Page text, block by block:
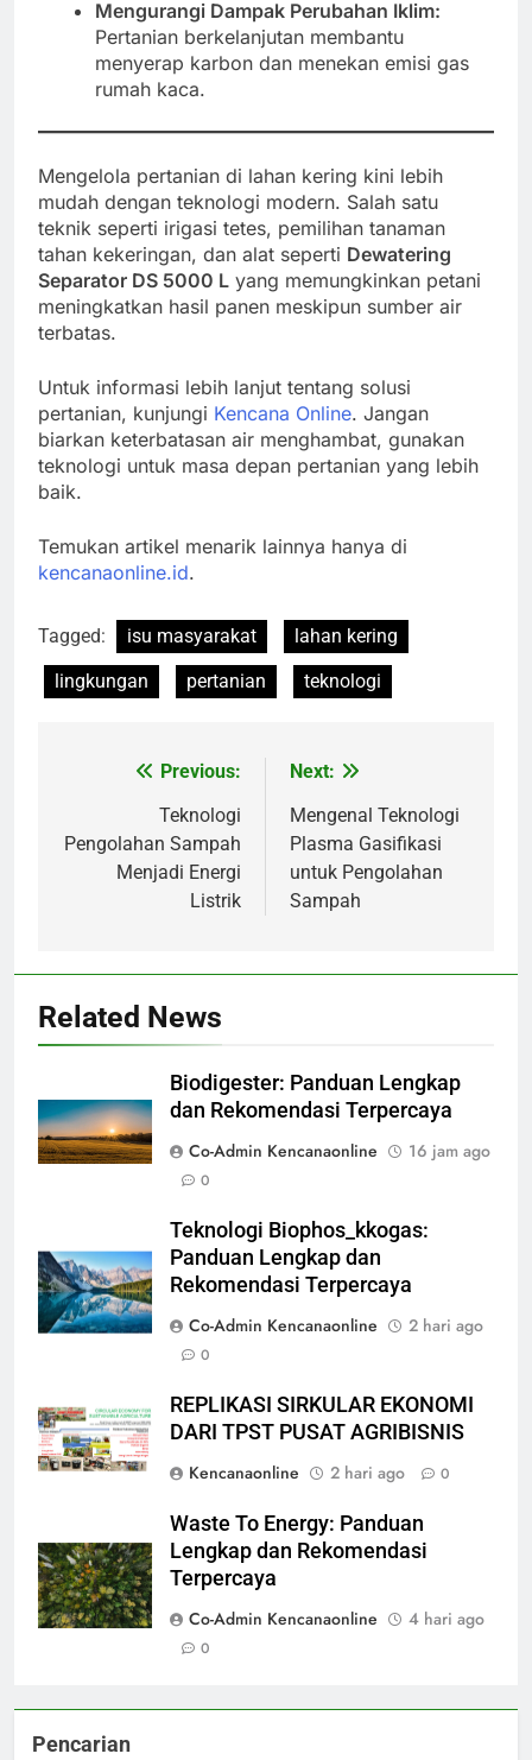
Mengurangi Dampak Perubahan Iklim:
Pertanian berkelanjutan membantu
menyerap karbon dan menekan emisi gas
rumah kaca.
Mengelola pertanian di lahan kering kini lebih
mudah dengan teknologi modern. Salah satu
teknik seperti irigasi tetes, pemilihan tanaman
tahan kekeringan, dan alat seperti Dewatering
Separator DS 5000 L yang memungkinkan petani
meningkatkan hasil panen meskipun sumber air
terbatas.
Untuk informasi lebih lanjut tentang solusi
pertanian, kunjungi Kencana Online. Jangan
biarkan keterbatasan air menghambat, gunakan
teknologi untuk masa depan pertanian yang lebih
baik.
Temukan artikel menarik lainnya hanya di
kencanaonline.id.
Tagged: isu masyarakat
lahan kering
lingkungan
pertanian teknologi
NavigasiPrevious:
Teknologi
Pengolahan Sampah
Menjadi Energi
Listrik
Next:
Mengenal Teknologi
Plasma Gasifikasi
untuk Pengolahan
Sampah
Related News
Biodigester: Panduan Lengkap
dan Rekomendasi Terpercaya
Co-Admin Kencanaonline
16 jam ago
0
Teknologi Biophos_kkogas:
Panduan Lengkap dan
Rekomendasi Terpercaya
Co-Admin Kencanaonline
2 hari ago
0
REPLIKASI SIRKULAR EKONOMI
DARI TPST PUSAT AGRIBISNIS
Kencanaonline
2 hari ago 0
Waste To Energy: Panduan
Lengkap dan Rekomendasi
Terpercaya
Co-Admin Kencanaonline
4 hari ago
0
Pencarian